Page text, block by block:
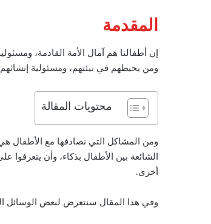
المقدمة
إن أطفالنا هم آمال الأمة القادمة،
ومن يحيطهم في بيئتهم، ومسئولية إنشائهم
محتويات المقالة
ومن المشاكل التي نصادفها مع الأطفال
الشائعة بين الأطفال بذكاء، وأن
أخرى.
وفي هذا المقال سنتعرض لبعض الوسائل